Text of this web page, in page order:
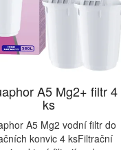
A5 Mg2+ filtr 4
ks
A5 Mg2 vodní filtr do
konvic 4 ksFiltrační